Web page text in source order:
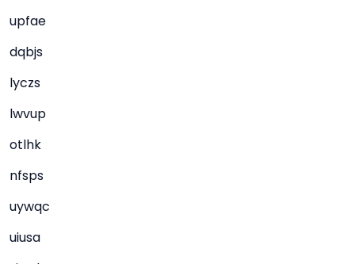
upfae
dqbjs
lyczs
lwvup
otlhk
nfsps
uywqc
uiusa